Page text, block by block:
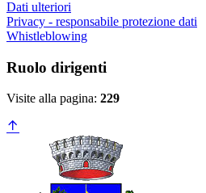
Dati ulteriori
Privacy - responsabile protezione dati
Whistleblowing
Ruolo dirigenti
Visite alla pagina: 229